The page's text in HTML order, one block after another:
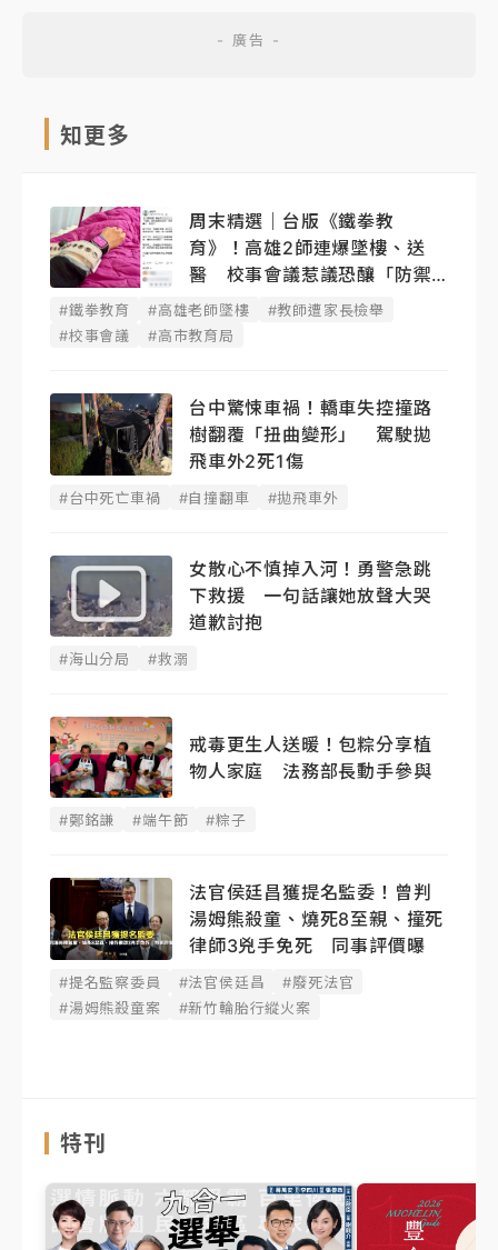
知更多
周末精選｜台版《鐵拳教
育》！高雄2師連爆墜樓、送
醫 校事會議惹議恐釀「防禦
性教學」
#鐵拳教育 #高雄老師墜樓
#教師遭家長檢舉
#校事會議
#高市教育局
台中驚悚車禍！轎車失控撞路
樹翻覆「扭曲變形」 駕駛拋
飛車外2死1傷
#台中死亡車禍 #自撞翻車 #拋飛車外
女散心不慎掉入河！勇警急跳
下救援 一句話讓她放聲大哭
道歉討抱
#海山分局 #救溺
戒毒更生人送暖！包粽分享植
物人家庭 法務部長動手參與
#鄭銘謙 #端午節 #粽子
法官侯廷昌獲提名監委！曾判
湯姆熊殺童、燒死8至親、撞死
律師3兇手免死 同事評價曝
#提名監察委員 #法官侯廷昌
#廢死法官
#湯姆熊殺童案
#新竹輪胎行縱火案
特刊